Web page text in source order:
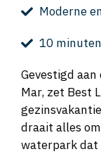
Moderne
10
Gevestigd
Mar, zet Best
draait alles
waterpark dat